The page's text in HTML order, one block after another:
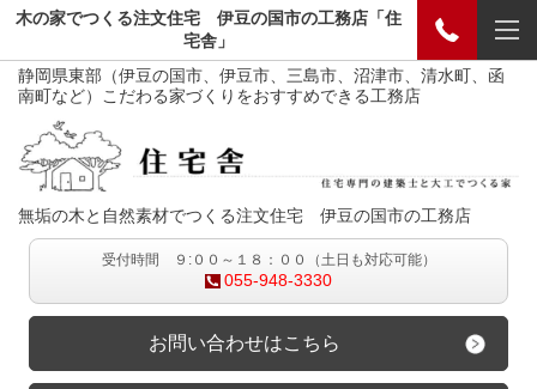
木の家でつくる注文住宅 伊豆の国市の工務店「住
宅舎」
静岡県東部（伊豆の国市、伊豆市、三島市、沼津市、清水町、函
南町など）こだわる家づくりをおすすめできる工務店
無垢の木と自然素材でつくる注文住宅 伊豆の国市の工務店
受付時間 ９:００～１８：００（土日も対応可能）
055-948-3330
お問い合わせはこちら